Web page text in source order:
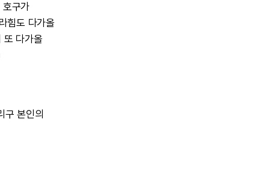
호구가
힘도 다가올
또 다가올
구 본인의